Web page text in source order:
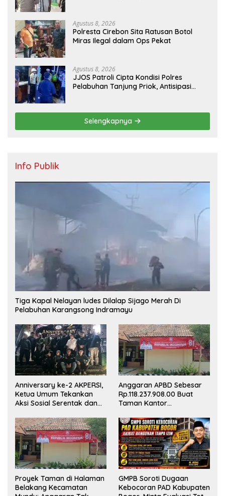
Agustus 8, 2026
Polresta Cirebon Sita Ratusan Botol
Miras Ilegal dalam Ops Pekat
Agustus 8, 2026
JJOS Patroli Cipta Kondisi Polres
Pelabuhan Tanjung Priok, Antisipasi
Selengkapnya
Info Publik
Tiga Kapal Nelayan ludes Dilalap Sijago Merah Di
Pelabuhan Karangsong Indramayu
Anniversary ke-2 AKPERSI,
Ketua Umum Tekankan
Aksi Sosial Serentak dan
Konstituen ke Dewan Pers
Anggaran APBD Sebesar
Rp.118.237.908.00 Buat
Taman Kantor
Masuk Akal, Harus
Dipertanggungjawabkan
Secara Terbuka!
Proyek Taman di Halaman
Belakang Kecamatan
GMPB Soroti Dugaan
Kebocoran PAD Kabupaten